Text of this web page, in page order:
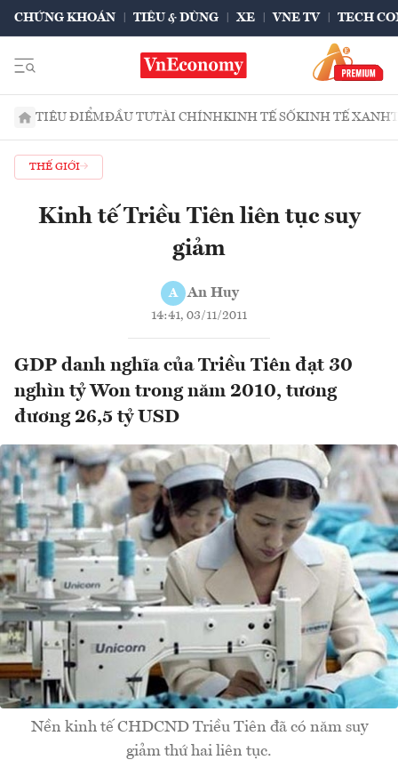
CHỨNG KHOÁN TIÊU & DÙNG XE VNE TV TECH
TIÊU ĐIỂMĐẦU TƯTÀI CHÍNHKINH TẾ SỐKINH TẾ XANH
THẾ GIỚI
Kinh tế Triều Tiên liên tục suy
giảm
A An Huy
14:41, 03/11/2011
GDP danh nghĩa của Triều Tiên đạt 30
nghìn tỷ Won trong năm 2010, tương
đương 26,5 tỷ USD
Nền kinh tế CHDCND Triều Tiên đã có năm suy
giảm thứ hai liên tục.